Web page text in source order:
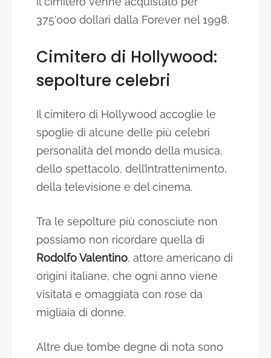
375’000 dollari dalla Forever nel 1998.
Cimitero di Hollywood:
sepolture celebri
Il cimitero di Hollywood accoglie le
spoglie di alcune delle più celebri
personalità del mondo della musica,
dello spettacolo, dell’intrattenimento,
della televisione e del cinema.
Tra le sepolture più conosciute non
possiamo non ricordare quella di
Rodolfo Valentino, attore americano di
origini italiane, che ogni anno viene
visitata e omaggiata con rose da
migliaia di donne.
Altre due tombe degne di nota sono